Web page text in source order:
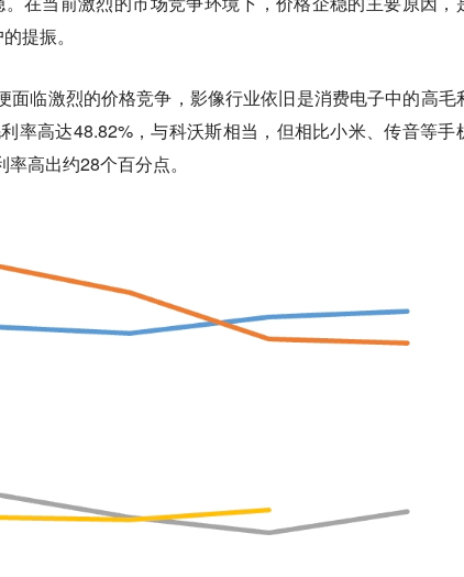
提振。
面临激烈的价格竞争，影像行业依旧是消费电子中的高毛
率高达48.82%，与科沃斯相当，但相比小米、传音等手
高出约28个百分点。